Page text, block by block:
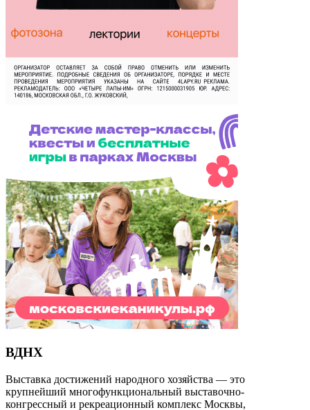
ВДНХ
Выставка достижений народного хозяйства — это
крупнейший многофункциональный выставочно-
конгрессный и рекреационный комплекс Москвы,